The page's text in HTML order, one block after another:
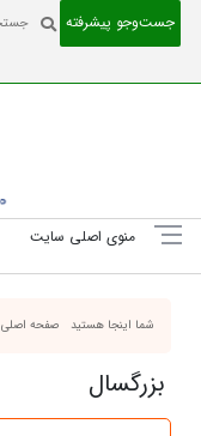
جست‌و‌جو پیشرفته
منوی اصلی سایت
شما اینجا هستید صفحه اصلی
بزرگسال